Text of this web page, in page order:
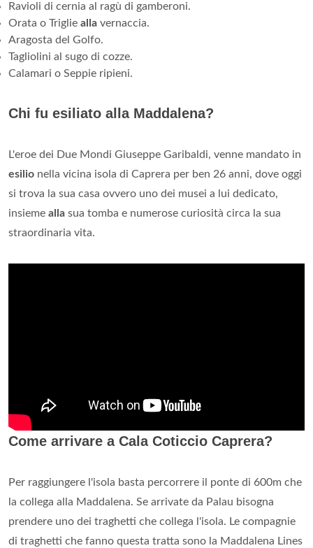
Ravioli di cernia al ragù di gamberoni.
Orata o Triglie alla vernaccia.
Aragosta del Golfo.
Tagliolini al sugo di cozze.
Calamari o Seppie ripieni.
Chi fu esiliato alla Maddalena?
L'eroe dei Due Mondi Giuseppe Garibaldi, venne mandato in
esilio nella vicina isola di Caprera per ben 26 anni, dove oggi
si trova la sua casa ovvero uno dei musei a lui dedicato,
insieme alla sua tomba e numerose curiosità circa la sua
straordinaria vita.
Come arrivare a Cala Coticcio Caprera?
Per raggiungere l'isola basta percorrere il ponte di 600m che
la collega alla Maddalena. Se arrivate da Palau bisogna
prendere uno dei traghetti che collega l'isola. Le compagnie
di traghetti che fanno questa tratta sono la Maddalena Lines